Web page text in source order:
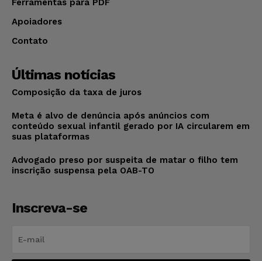
Ferramentas para PDF
Apoiadores
Contato
Últimas notícias
Composição da taxa de juros
Meta é alvo de denúncia após anúncios com
conteúdo sexual infantil gerado por IA circularem em
suas plataformas
Advogado preso por suspeita de matar o filho tem
inscrição suspensa pela OAB-TO
Inscreva-se